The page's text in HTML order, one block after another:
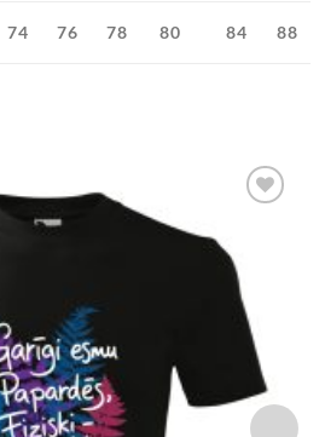
74 76 78 80 84 88
Add to
Wishlist